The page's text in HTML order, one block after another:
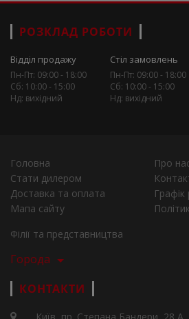
РОЗКЛАД РОБОТИ
Відділ продажу
Пн-Пт: 09:00 - 18:00
Сб: 10:00 - 15:00
Нд: вихідний
Стіл замовлень
Пн-Пт: 09:00 - 18:00
Сб: 10:00 - 15:00
Нд: вихідний
Головна
Про
Стати дилером
Доставка та оплата
Мапа сайту
Філії та представництва
Города
КОНТАКТИ